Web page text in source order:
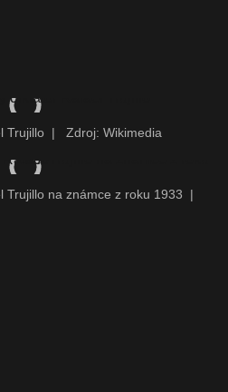
Trujillo |
Zdroj: Wikimedia
Trujillo na známce z roku 1933
|